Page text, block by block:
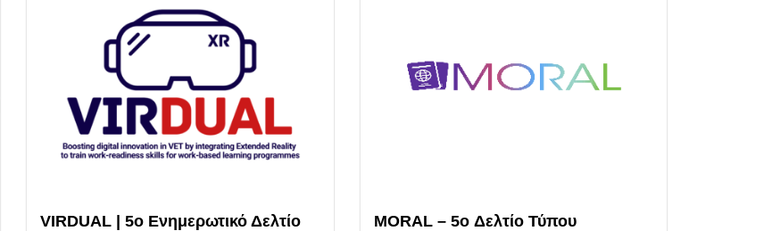
VIRDUAL | 5ο Ενημερωτικό Δελτίο MORAL – 5o Δελτίο Τύπου